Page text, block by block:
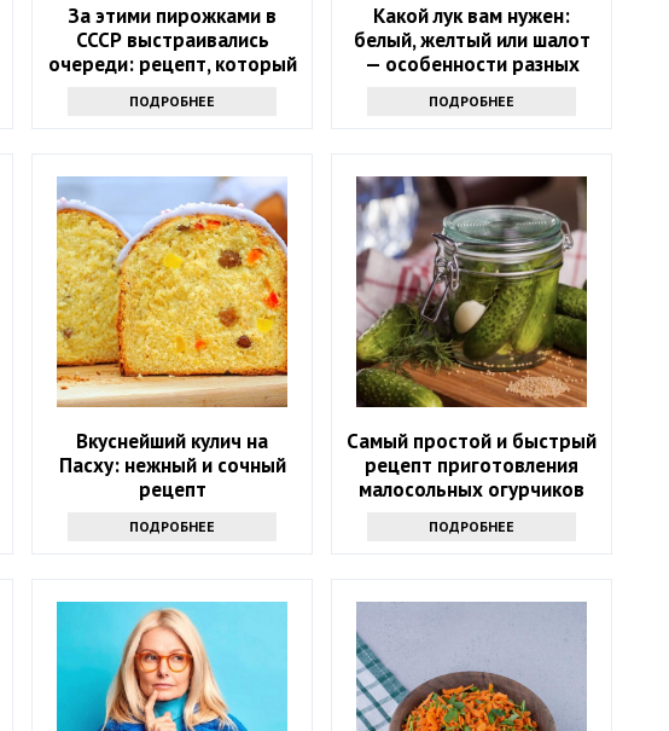
За этими пирожками в
СССР выстраивались
очереди: рецепт, который
дома
ПОДРОБНЕЕ
Какой лук вам нужен:
белый, желтый или шалот
— особенности разных
ПОДРОБНЕЕ
Вкуснейший кулич на
Пасху: нежный и сочный
рецепт
ПОДРОБНЕЕ
Самый простой и быстрый
рецепт приготовления
малосольных огурчиков
ПОДРОБНЕЕ